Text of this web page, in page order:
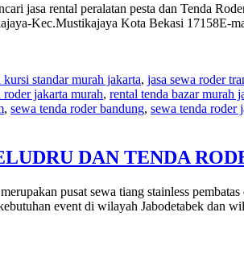
jasa rental peralatan pesta dan Tenda
Kec.Mustikajaya Kota Bekasi 17158E-
kursi standar murah jakarta, jasa sewa roder
roder jakarta murah, rental tenda bazar murah
, sewa tenda roder bandung, sewa tenda roder
DAN TENDA
pusat sewa tiang stainless
event di wilayah Jabodetabek dan